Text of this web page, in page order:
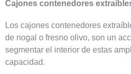
Cajones contenedores
Los cajones contenedores
de nogal o fresno olivo, son un
segmentar el interior de estas
capacidad.